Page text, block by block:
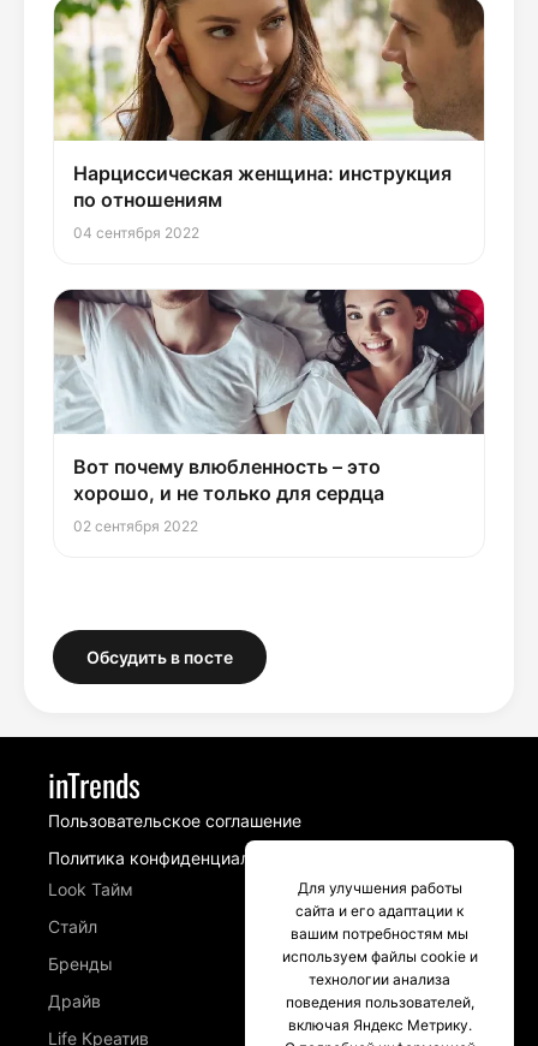
Нарциссическая женщина: инструкция
по отношениям
04 сентября 2022
Вот почему влюбленность – это
хорошо, и не только для сердца
02 сентября 2022
Обсудить в посте
inTrends
Пользовательское соглашение
Политика конфиденциальности
Look Тайм
Стайл
Бренды
Драйв
Life Креатив
Для улучшения работы
сайта и его адаптации к
вашим потребностям мы
используем файлы cookie и
технологии анализа
поведения пользователей,
включая Яндекс Метрику.